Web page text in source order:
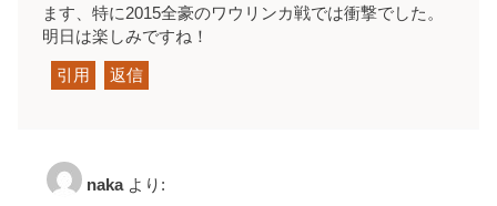
ます、特に2015全豪のワウリンカ戦では衝撃でした。
明日は楽しみですね！
引用 返信
naka より: